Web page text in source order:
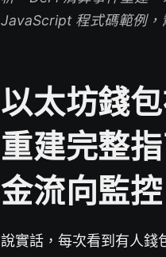
JavaScript 程式碼範例，
以太坊錢
重建完整
金流向監控
說實話，每次看到有人錢